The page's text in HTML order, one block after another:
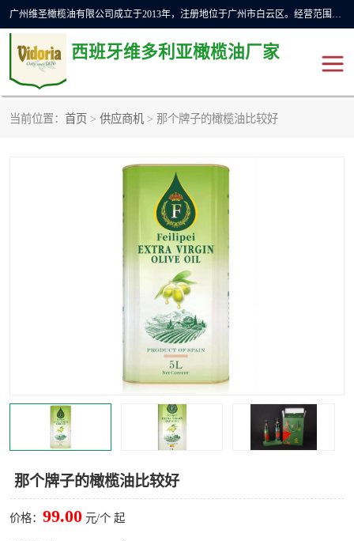
广州维圣橄榄油有限公司成立于2013年，注册地位于广州市白云区。经营范围包括饲料原料销售;畜牧渔业饲料销售;化妆品批发;贸易经纪;食品进出口等，主要产品有：橄榄果渣油，橄榄油，纯橄榄油等。
西班牙维多利亚橄榄油厂家
当前位置： 首页 > 供应商机 > 那个牌子的橄榄油比较好
那个牌子的橄榄油比较好
价格： 99.00 元/个 起
特级初榨橄榄油
精炼橄榄油